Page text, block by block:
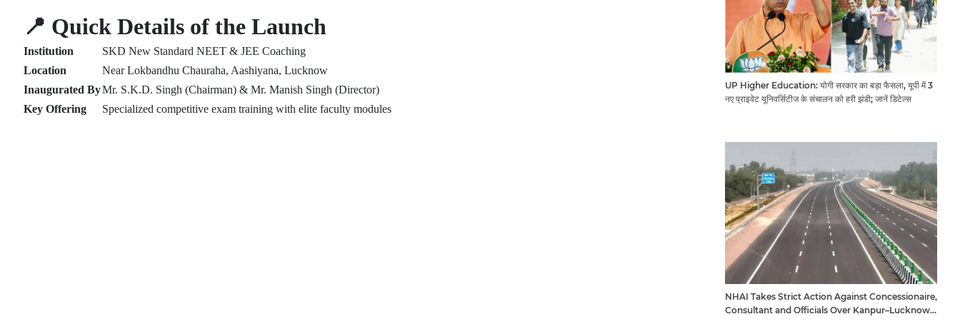
📍 Quick Details of the Launch
Institution
SKD New Standard NEET & JEE Coaching
Location
Near Lokbandhu Chauraha, Aashiyana, Lucknow
Inaugurated ByMr. S.K.D. Singh (Chairman) & Mr. Manish Singh (Director)
Key Offering
Specialized competitive exam training with elite faculty modules
UP Higher Education: योगी सरकार का बड़ा फैसला, यूपी में 3
नए प्राइवेट यूनिवर्सिटीज के संचालन को हरी झंडी; जानें डिटेल्स
NHAI Takes Strict Action Against Concessionaire,
Consultant and Officials Over Kanpur–Lucknow